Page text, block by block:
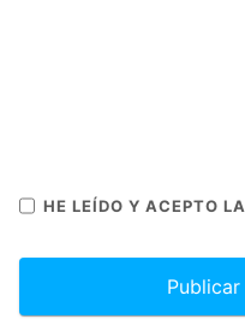
HE LEÍDO Y ACEPTO LA